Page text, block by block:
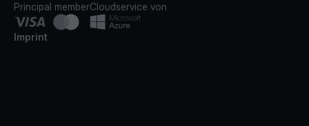
Principal memberCloudservice von
Imprint